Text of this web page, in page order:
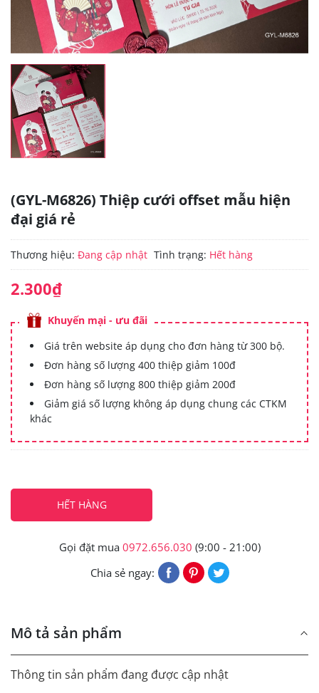
(GYL-M6826) Thiệp cưới offset mẫu hiện
đại giá rẻ
Thương hiệu: Đang cập nhật Tình trạng: Hết hàng
2.300₫
Khuyến mại - ưu đãi
Giá trên website áp dụng cho đơn hàng từ 300 bộ.
Đơn hàng số lượng 400 thiệp giảm 100đ
Đơn hàng số lượng 800 thiệp giảm 200đ
Giảm giá số lượng không áp dụng chung các CTKM
khác
HẾT HÀNG
Gọi đặt mua 0972.656.030 (9:00 - 21:00)
Chia sẻ ngay:
Mô tả sản phẩm
Thông tin sản phẩm đang được cập nhật